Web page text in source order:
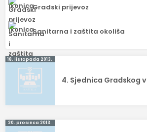
Gradski prijevoz
Sanitarna i zaštita okoliša
Navigacija
objava
18. listopada 2013.
4. Sjednica Gradskog
20. prosinca 2013.